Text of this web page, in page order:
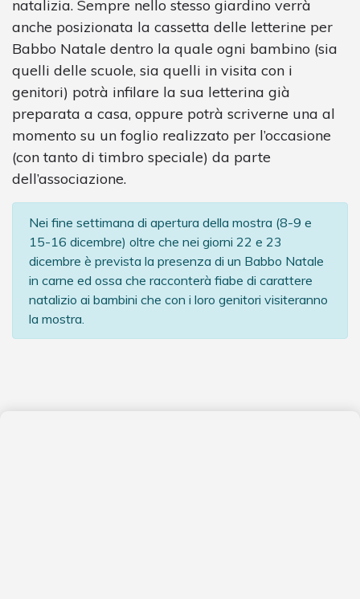
natalizia. Sempre nello stesso giardino verrà
anche posizionata la cassetta delle letterine per
Babbo Natale dentro la quale ogni bambino (sia
quelli delle scuole, sia quelli in visita con i
genitori) potrà infilare la sua letterina già
preparata a casa, oppure potrà scriverne una al
momento su un foglio realizzato per l’occasione
(con tanto di timbro speciale) da parte
dell’associazione.
Nei fine settimana di apertura della mostra (8-9 e
15-16 dicembre) oltre che nei giorni 22 e 23
dicembre è prevista la presenza di un Babbo Natale
in carne ed ossa che racconterà fiabe di carattere
natalizio ai bambini che con i loro genitori visiteranno
la mostra.